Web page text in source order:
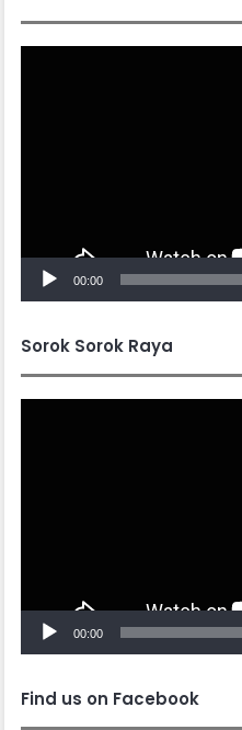
00:00
Sorok Sorok Raya
00:00
Find us on Facebook